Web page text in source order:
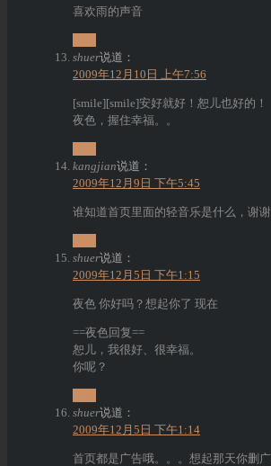
喜欢雨的声音
shuer说道：
2009年12月10日 上午7:56
[smile][smile]安好就好！恕儿也好的！
夜色，握住幸福。。
kangjian说道：
2009年12月9日 下午5:45
谁知道首页里面的轻音乐是什么，谢谢
shuer说道：
2009年12月5日 下午1:15
夜色 你好吗？想起你了 现在
==夜色回复==
恕儿，我很好、很幸福。
你呢？
shuer说道：
2009年12月5日 下午1:14
首页都是广告哦。。。想起那天你删